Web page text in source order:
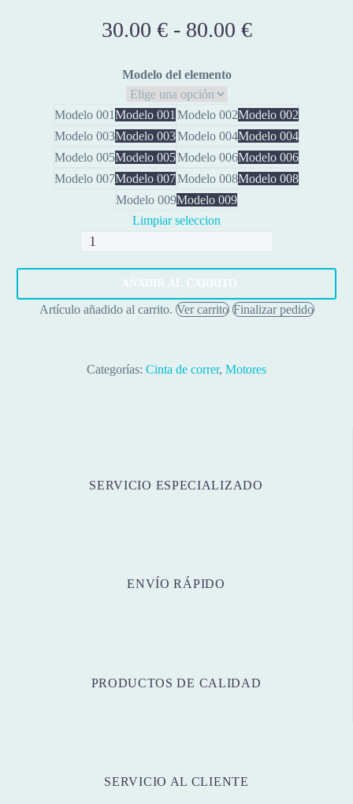
30.00 € - 80.00 €Rango
30.00 €
hasta
80.00 €
Modelo del elemento
Modelo 001Modelo 001 Modelo 002Modelo 002
Modelo 003Modelo 003Modelo 004Modelo 004
Modelo 005Modelo 005Modelo 006Modelo 006
Modelo 007Modelo 007Modelo 008Modelo 008
Modelo 009Modelo 009
Limpiar seleccion
Motor
cantidad
AÑADIR AL CARRITO
Artículo añadido al carrito. Ver carrito Finalizar pedido
Categorías: Cinta de correr, Motores
SERVICIO ESPECIALIZADO
ENVÍO RÁPIDO
PRODUCTOS DE CALIDAD
SERVICIO AL CLIENTE